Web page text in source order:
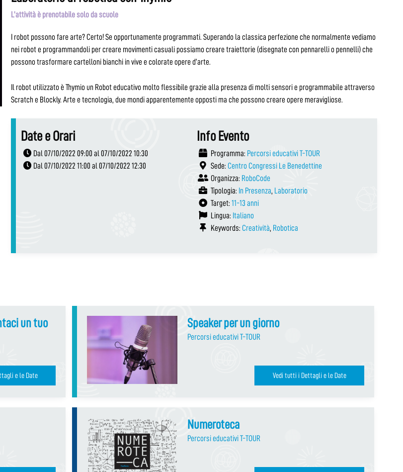
L’attività è prenotabile solo da scuole
I robot possono fare arte? Certo! Se opportunamente programmati. Superando la classica perfezione che normalmente vediamo
nei robot e programmandoli per creare movimenti casuali possiamo creare traiettorie (disegnate con pennarelli o pennelli) che
possono trasformare cartelloni bianchi in vive e colorate opere d’arte.
Il robot utilizzato è Thymio un Robot educativo molto flessibile grazie alla presenza di molti sensori e programmabile attraverso
Scratch e Blockly. Arte e tecnologia, due mondi apparentemente opposti ma che possono creare opere meravigliose.
Date e Orari
Dal 07/10/2022 09:00 al 07/10/2022 10:30
Dal 07/10/2022 11:00 al 07/10/2022 12:30
Info Evento
Programma: Percorsi educativi T-TOUR
Sede: Centro Congressi Le Benedettine
Organizza: RoboCode
Tipologia: In Presenza, Laboratorio
Target: 11-13 anni
Lingua: Italiano
Keywords: Creatività, Robotica
un tuo
e le Date
Speaker per un giorno
Percorsi educativi T-TOUR
Vedi tutti i Dettagli e le Date
Numeroteca
Percorsi educativi T-TOUR